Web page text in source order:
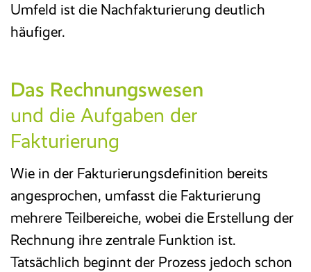
Umfeld ist die Nachfakturierung deutlich
häufiger.
Das Rechnungswesen
und die Aufgaben der
Fakturierung
Wie in der Fakturierungsdefinition bereits
angesprochen, umfasst die Fakturierung
mehrere Teilbereiche, wobei die Erstellung der
Rechnung ihre zentrale Funktion ist.
Tatsächlich beginnt der Prozess jedoch schon